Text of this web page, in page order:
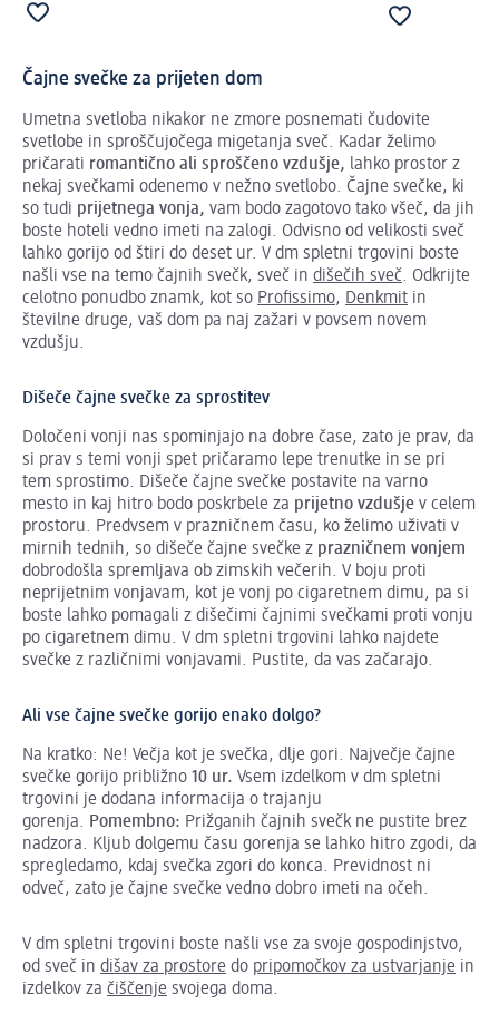
Čajne svečke za prijeten dom
Umetna svetloba nikakor ne zmore posnemati čudovite
svetlobe in sproščujočega migetanja sveč. Kadar želimo
pričarati romantično ali sproščeno vzdušje, lahko prostor z
nekaj svečkami odenemo v nežno svetlobo. Čajne svečke, ki
so tudi prijetnega vonja, vam bodo zagotovo tako všeč, da jih
boste hoteli vedno imeti na zalogi. Odvisno od velikosti sveč
lahko gorijo od štiri do deset ur. V dm spletni trgovini boste
našli vse na temo čajnih svečk, sveč in dišečih sveč. Odkrijte
celotno ponudbo znamk, kot so Profissimo, Denkmit in
številne druge, vaš dom pa naj zažari v povsem novem
vzdušju.
Dišeče čajne svečke za sprostitev
Določeni vonji nas spominjajo na dobre čase, zato je prav, da
si prav s temi vonji spet pričaramo lepe trenutke in se pri
tem sprostimo. Dišeče čajne svečke postavite na varno
mesto in kaj hitro bodo poskrbele za prijetno vzdušje v celem
prostoru. Predvsem v prazničnem času, ko želimo uživati v
mirnih tednih, so dišeče čajne svečke z prazničnem vonjem
dobrodošla spremljava ob zimskih večerih. V boju proti
neprijetnim vonjavam, kot je vonj po cigaretnem dimu, pa si
boste lahko pomagali z dišečimi čajnimi svečkami proti vonju
po cigaretnem dimu. V dm spletni trgovini lahko najdete
svečke z različnimi vonjavami. Pustite, da vas začarajo.
Ali vse čajne svečke gorijo enako dolgo?
Na kratko: Ne! Večja kot je svečka, dlje gori. Največje čajne
svečke gorijo približno 10 ur. Vsem izdelkom v dm spletni
trgovini je dodana informacija o trajanju
gorenja. Pomembno: Prižganih čajnih svečk ne pustite brez
nadzora. Kljub dolgemu času gorenja se lahko hitro zgodi, da
spregledamo, kdaj svečka zgori do konca. Previdnost ni
odveč, zato je čajne svečke vedno dobro imeti na očeh.
V dm spletni trgovini boste našli vse za svoje gospodinjstvo,
od sveč in dišav za prostore do pripomočkov za ustvarjanje in
izdelkov za čiščenje svojega doma.